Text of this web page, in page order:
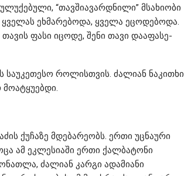
“თავშიავარდნილი” მსახიობი
ეხმარებოდა, ყველა ეცოდებოდა.
ფასი იცოდე, შენი თავი დააფასე-
საუკეთესო როლისთვის. ძალიან ნაკითხი
მოატყუებდი.
ქუჩაზე მდებარეობს. ერთი უცნაური
ამ ეკლესიაში ერთი ქალბატონი
ძალიან კარგი ადამიანი